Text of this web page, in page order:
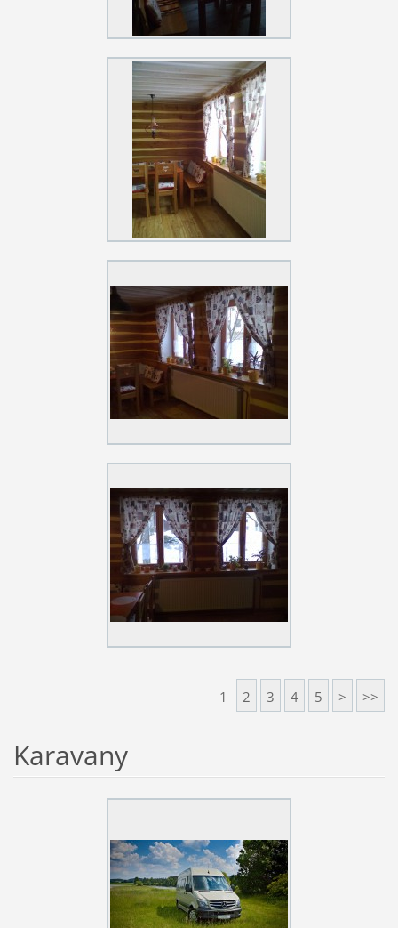
1 2 3 4 5 > >>
Karavany